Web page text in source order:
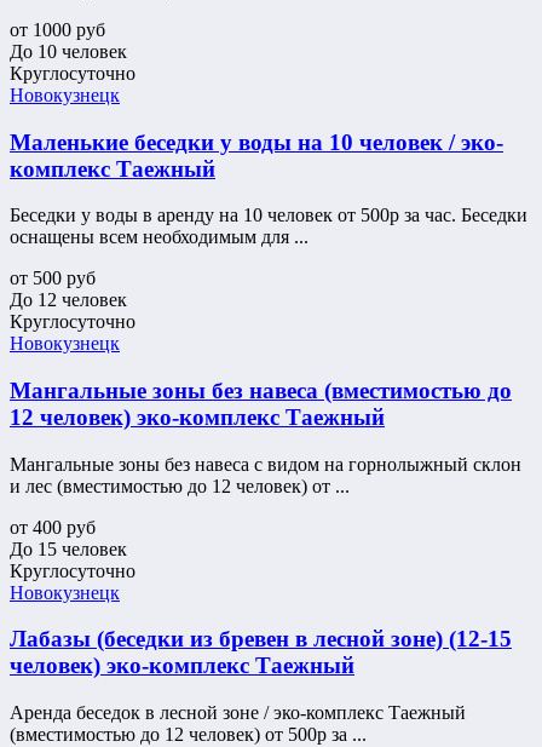
от 1000 руб
До 10 человек
Круглосуточно
Новокузнецк
Маленькие беседки у воды на 10 человек / эко-
комплекс Таежный
Беседки у воды в аренду на 10 человек от 500р за час. Беседки
оснащены всем необходимым для ...
от 500 руб
До 12 человек
Круглосуточно
Новокузнецк
Мангальные зоны без навеса (вместимостью до
12 человек) эко-комплекс Таежный
Мангальные зоны без навеса с видом на горнолыжный склон
и лес (вместимостью до 12 человек) от ...
от 400 руб
До 15 человек
Круглосуточно
Новокузнецк
Лабазы (беседки из бревен в лесной зоне) (12-15
человек) эко-комплекс Таежный
Аренда беседок в лесной зоне / эко-комплекс Таежный
(вместимостью до 12 человек) от 500р за ...